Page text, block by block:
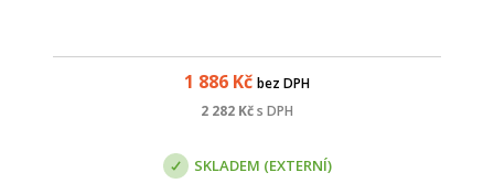
1 886 Kč bez DPH
2 282 Kčs DPH
SKLADEM (EXTERNÍ)